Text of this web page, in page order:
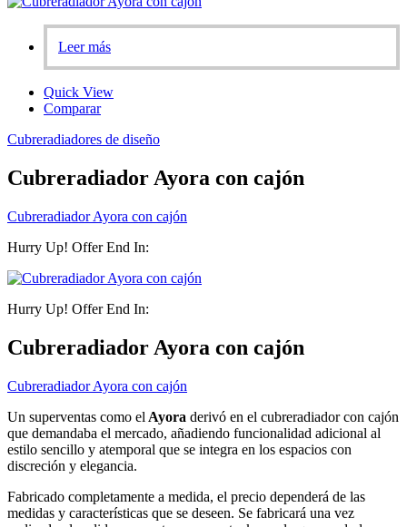
Leer más
Quick View
Comparar
Cubreradiadores de diseño
Cubreradiador Ayora con cajón
Cubreradiador Ayora con cajón
Hurry Up! Offer End In:
Hurry Up! Offer End In:
Cubreradiador Ayora con cajón
Cubreradiador Ayora con cajón
Un superventas como el Ayora derivó en el cubreradiador con cajón
que demandaba el mercado, añadiendo funcionalidad adicional al
estilo sencillo y atemporal que se integra en los espacios con
discreción y elegancia.
Fabricado completamente a medida, el precio dependerá de las
medidas y características que se deseen. Se fabricará una vez